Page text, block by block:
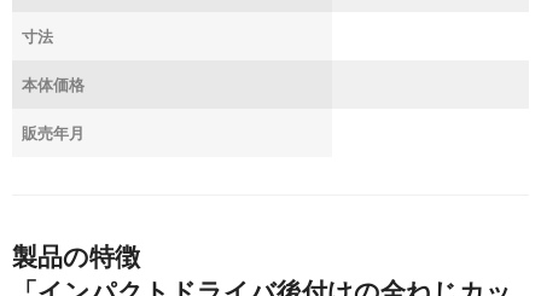
寸法
本体価格
販売年月
製品の特徴